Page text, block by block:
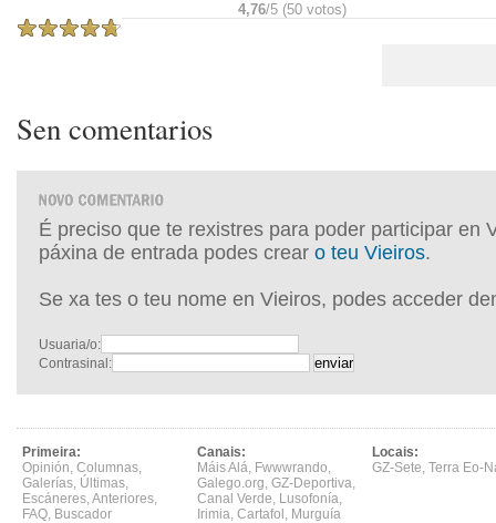
4,76/5 (50 votos)
Sen comentarios
É preciso que te rexistres para poder participar en
páxina de entrada podes crear o teu Vieiros.
Se xa tes o teu nome en Vieiros, podes acceder
Usuaria/o:
Contrasinal:
Primeira:
Opinión, Columnas,
Galerías, Últimas,
Escáneres,Anteriores,
FAQ, Buscador
Canais:
Máis Alá, Fwwwrando,
Galego.org, GZ-Deportiva,
Canal Verde, Lusofonía,
Irimia, Cartafol , Murguía
Locais:
GZ-Sete, Terra Eo-